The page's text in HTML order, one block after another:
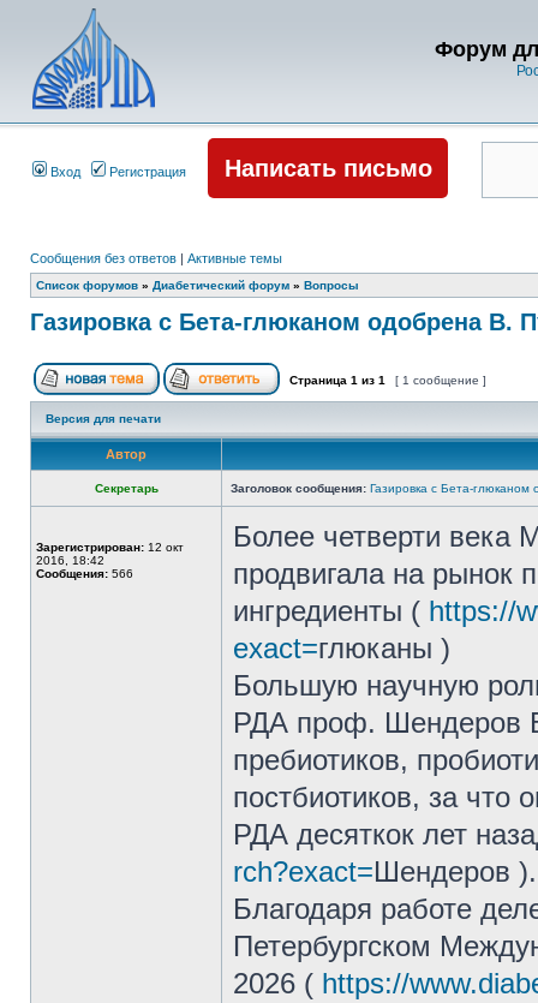
Форум
Вход Регистрация Написать письмо
Сообщения без ответов | Активные темы
Список форумов » Диабетический форум » Вопросы
Газировка с Бета-глюканом одобрена В.
Страница 1 из 1 [ 1 сообщение ]
Версия для печати
Автор
Секретарь Заголовок сообщения: Газировка с Бета-
Зарегистрирован: 12 окт
2016, 18:42
Сообщения: 566
Более четверти века
продвигала на рынок
ингредиенты ( https://
exact=глюканы )
Большую научную
РДА проф. Шендеров
пребиотиков,
постбиотиков, за
РДА десяткок лет
rch?exact=Шендеров ).
Благодаря работе
Петербургском
2026 ( https://